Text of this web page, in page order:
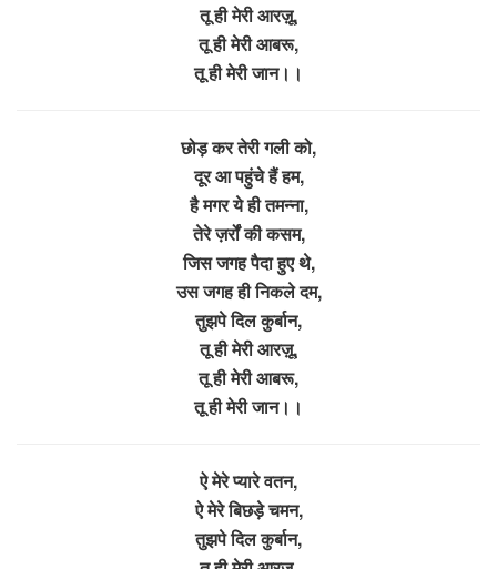
तू ही मेरी आरज़ू,
तू ही मेरी आबरू,
तू ही मेरी जान।।
छोड़ कर तेरी गली को,
दूर आ पहुंचे हैं हम,
है मगर ये ही तमन्ना,
तेरे ज़र्रों की कसम,
जिस जगह पैदा हुए थे,
उस जगह ही निकले दम,
तुझपे दिल कुर्बान,
तू ही मेरी आरज़ू,
तू ही मेरी आबरू,
तू ही मेरी जान।।
ऐ मेरे प्यारे वतन,
ऐ मेरे बिछड़े चमन,
तुझपे दिल कुर्बान,